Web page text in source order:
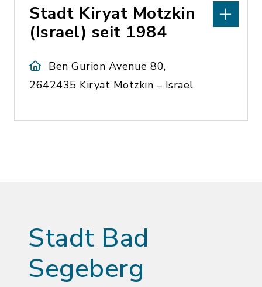
Stadt Kiryat Motzkin
(Israel) seit 1984
Ben Gurion Avenue 80,
2642435 Kiryat Motzkin – Israel
Stadt Bad
Segeberg